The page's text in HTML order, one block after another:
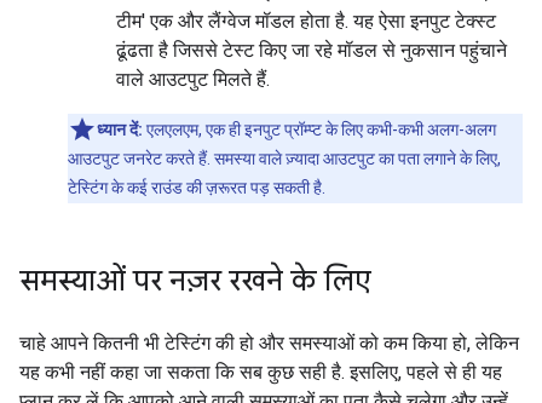
टीम' एक और लैंग्वेज मॉडल होता है. यह ऐसा इनपुट टेक्स्ट
ढूंढता है जिससे टेस्ट किए जा रहे मॉडल से नुकसान पहुंचाने
वाले आउटपुट मिलते हैं.
ध्यान दें: एलएलएम, एक ही इनपुट प्रॉम्प्ट के लिए कभी-कभी अलग-अलग
आउटपुट जनरेट करते हैं. समस्या वाले ज़्यादा आउटपुट का पता लगाने के लिए,
टेस्टिंग के कई राउंड की ज़रूरत पड़ सकती है.
समस्याओं पर नज़र रखने के लिए
चाहे आपने कितनी भी टेस्टिंग की हो और समस्याओं को कम किया हो, लेकिन
यह कभी नहीं कहा जा सकता कि सब कुछ सही है. इसलिए, पहले से ही यह